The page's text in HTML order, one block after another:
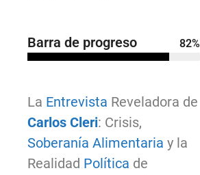
Barra de progreso 82%
La Entrevista Reveladora de
Carlos Cleri: Crisis,
Soberanía Alimentaria y la
Realidad Política de